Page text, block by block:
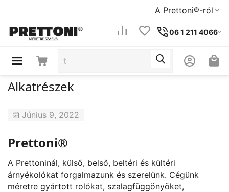
A Prettoni®-ról
06 1 211 4066
Alkatrészek
Június 9, 2022
Prettoni®
A Prettoninál, külső, belső, beltéri és kültéri
árnyékolókat forgalmazunk és szerelünk. Cégünk
méretre gyártott rolókat, szalagfüggönyöket,